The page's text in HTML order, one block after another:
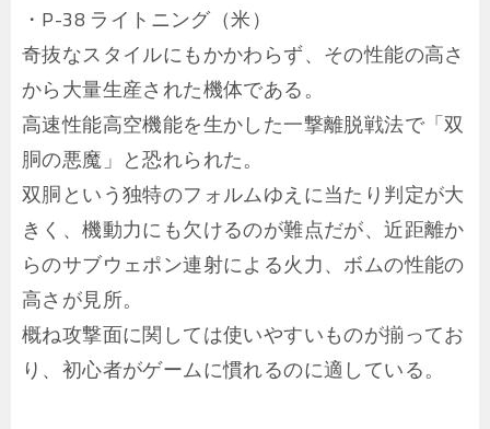
・P-38 ライトニング（米）
奇抜なスタイルにもかかわらず、その性能の高さ
から大量生産された機体である。
高速性能高空機能を生かした一撃離脱戦法で「双
胴の悪魔」と恐れられた。
双胴という独特のフォルムゆえに当たり判定が大
きく、機動力にも欠けるのが難点だが、近距離か
らのサブウェポン連射による火力、ボムの性能の
高さが見所。
概ね攻撃面に関しては使いやすいものが揃ってお
り、初心者がゲームに慣れるのに適している。